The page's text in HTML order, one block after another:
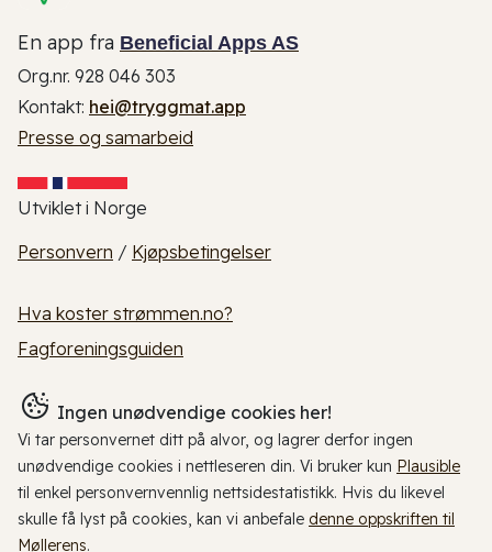
En app fra Beneficial Apps AS
Org.nr. 928 046 303
Kontakt: hei@tryggmat.app
Presse og samarbeid
Utviklet i Norge
Personvern / Kjøpsbetingelser
Hva koster strømmen.no?
Fagforeningsguiden
Ingen unødvendige cookies her!
Vi tar personvernet ditt på alvor, og lagrer derfor ingen
unødvendige cookies i nettleseren din. Vi bruker kun Plausible
til enkel personvernvennlig nettsidestatistikk. Hvis du likevel
skulle få lyst på cookies, kan vi anbefale denne oppskriften til
Møllerens.